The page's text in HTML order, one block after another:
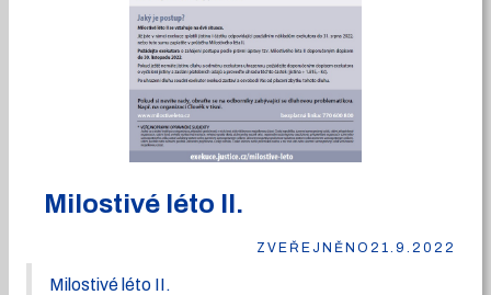
Milostivé léto II.
ZVEŘEJNĚNO 21.9.2022
Milostivé léto II.